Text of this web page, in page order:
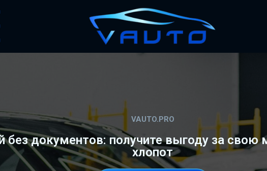
VAUTO.PRO
без документов: получите выгоду за свою
хлопот